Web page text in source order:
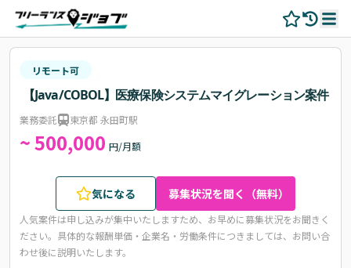
リモート可
【Java/COBOL】医療保険システムマイグレーション案件
業務委託 東京都 永田町駅
~ 500,000 円/月額
気になる 募集状況を聞く（無料）
人気案件は申し込みが集中いたしますため、お早めに募集状況をお聞きく
ださい。 具体的な報酬単価・企業名・労働条件につきましては、お問い合
わせ後に説明いたします。